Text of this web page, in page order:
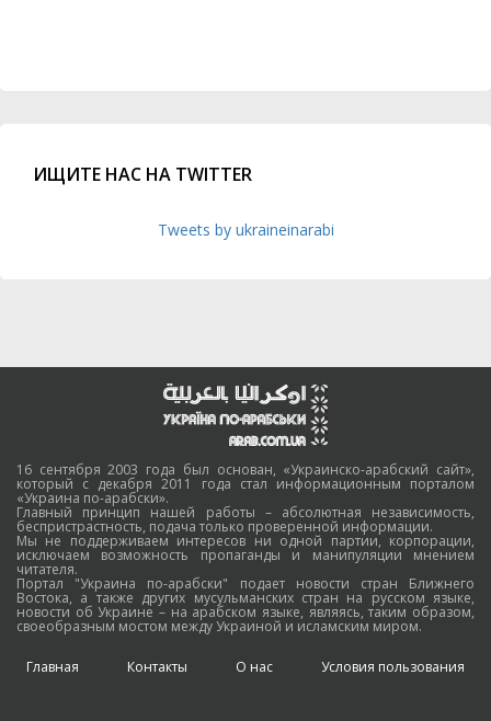
ИЩИТЕ НАС НА TWITTER
Tweets by ukraineinarabi
16 сентября 2003 года был основан, «Украинско-арабский сайт»,
который с декабря 2011 года стал информационным порталом
«Украина по-арабски».
Главный принцип нашей работы – абсолютная независимость,
беспристрастность, подача только проверенной информации.
Мы не поддерживаем интересов ни одной партии, корпорации,
исключаем возможность пропаганды и манипуляции мнением
читателя.
Портал "Украина по-арабски" подает новости стран Ближнего
Востока, а также других мусульманских стран на русском языке,
новости об Украине – на арабском языке, являясь, таким образом,
своеобразным мостом между Украиной и исламским миром.
Главная Контакты О нас Условия пользования